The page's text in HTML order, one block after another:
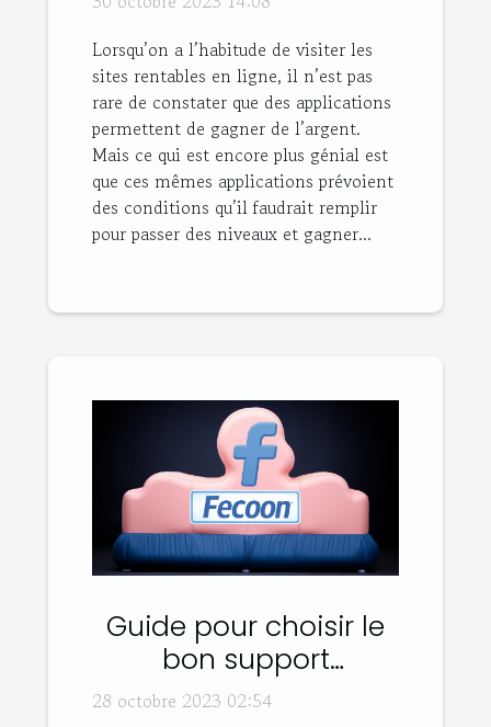
Lorsqu’on a l’habitude de visiter les
sites rentables en ligne, il n’est pas
rare de constater que des applications
permettent de gagner de l’argent.
Mais ce qui est encore plus génial est
que ces mêmes applications prévoient
des conditions qu’il faudrait remplir
pour passer des niveaux et gagner...
Guide pour choisir le
bon support
publicitaire gonflable
28 octobre 2023 02:54